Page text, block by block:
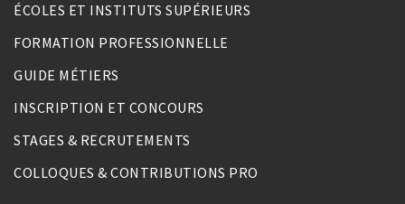
ÉCOLES ET INSTITUTS SUPÉRIEURS
FORMATION PROFESSIONNELLE
GUIDE MÉTIERS
INSCRIPTION ET CONCOURS
STAGES & RECRUTEMENTS
COLLOQUES & CONTRIBUTIONS PRO